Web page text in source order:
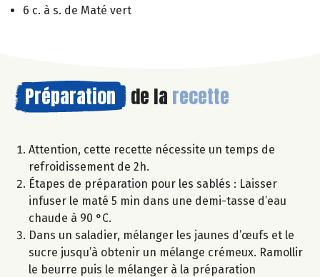
6 c. à s. de Maté vert
Préparation de la recette
Attention, cette recette nécessite un temps de
refroidissement de 2h.
Étapes de préparation pour les sablés : Laisser
infuser le maté 5 min dans une demi-tasse d’eau
chaude à 90 °C.
Dans un saladier, mélanger les jaunes d’œufs et le
sucre jusqu’à obtenir un mélange crémeux. Ramollir
le beurre puis le mélanger à la préparation